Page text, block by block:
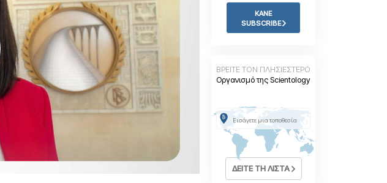
Φάρμακα και Ναρκωτικά:
Εργαλεία για τον Χώρο Εργασίας
Ηθική και Καταστάσεις Ηθικής
Η Αιτία της Καταπίεσης
Διερευνήσεις
Τα Βασικά Στοιχεία της Οργάνωσης
ΚΑΝΕ
SUBSCRIBE
ΒΡΕΙΤΕ ΤΟΝ ΠΛΗΣΙΕΣΤΕΡΟ
Οργανισμό της Scientology
ΔΕΙΤΕ ΤΗ ΛΙΣΤΑ